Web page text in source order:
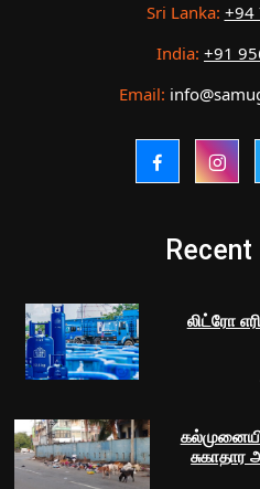
Sri Lanka: +94
India: +91
Email:
லிட்ரோ